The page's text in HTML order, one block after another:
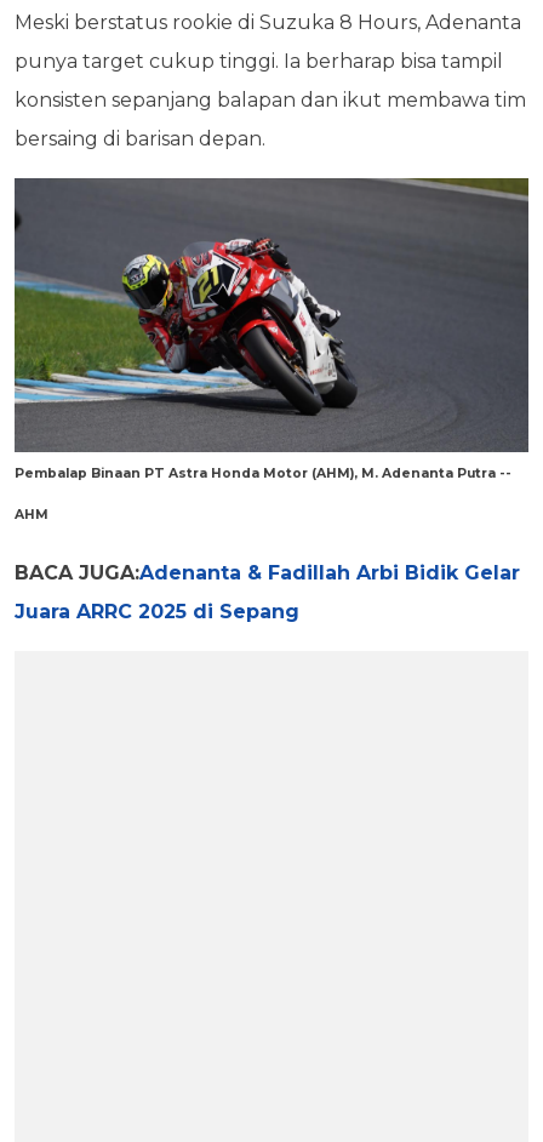
Meski berstatus rookie di Suzuka 8 Hours, Adenanta
punya target cukup tinggi. Ia berharap bisa tampil
konsisten sepanjang balapan dan ikut membawa tim
bersaing di barisan depan.
Pembalap Binaan PT Astra Honda Motor (AHM), M. Adenanta Putra --
AHM
BACA JUGA:Adenanta & Fadillah Arbi Bidik Gelar
Juara ARRC 2025 di Sepang